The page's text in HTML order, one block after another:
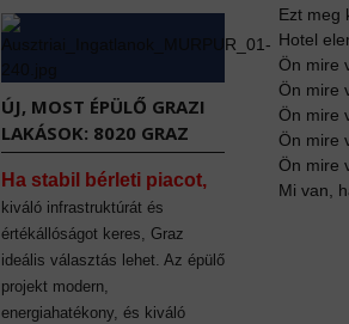
ÚJ, MOST ÉPÜLŐ GRAZI
LAKÁSOK: 8020 GRAZ
Ha stabil bérleti piacot,
kiváló infrastruktúrát és
értékállóságot keres, Graz
ideális választás lehet. Az épülő
projekt modern,
energiahatékony, és kiváló
Ezt meg
Hotel
Ön mire
Ön mire
Ön mire
Ön mire
Ön mire
Mi van,